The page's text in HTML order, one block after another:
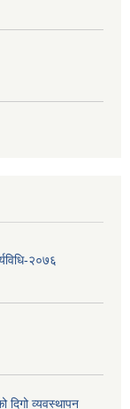
२०७६
दिगो व्यवस्थापन